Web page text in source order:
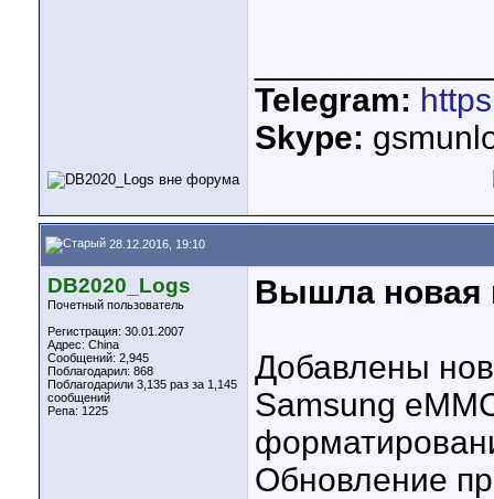
Telegram:
Skype:
28.12.2016, 19:10
DB2020_Logs
Почетный пользователь
Регистрация: 30.01.2007
Адрес: China
Сообщений: 2,945
Поблагодарил: 868
Поблагодарили 3,135 раз за 1,145
сообщений
Репа: 1225
Вышла новая
Добавлены
Samsung
Обновление